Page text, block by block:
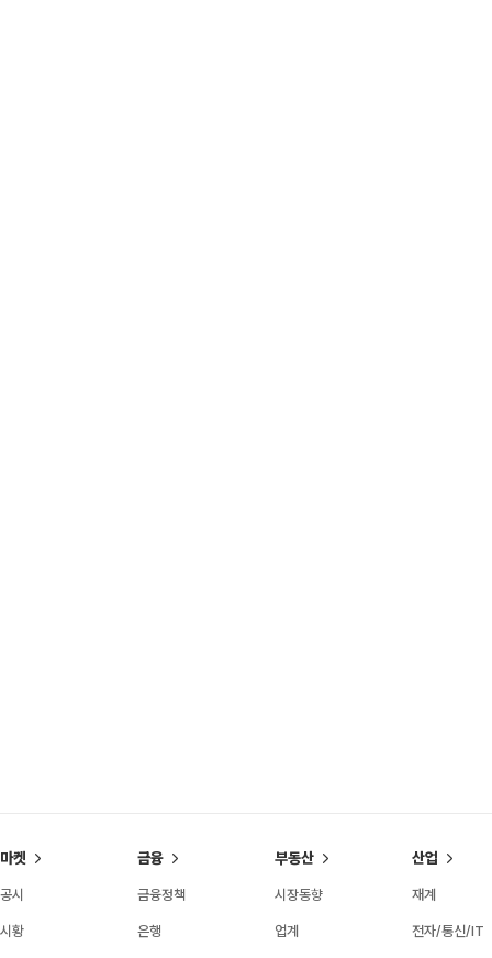
마켓
공시
시황
금융
금융정책
은행
부동산
시장동향
업계
산업
재계
전자/통신/IT